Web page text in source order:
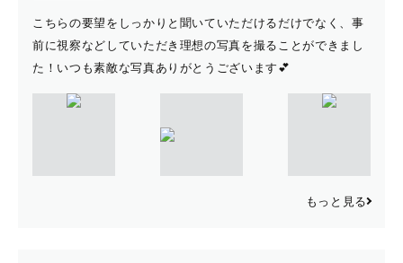
こちらの要望をしっかりと聞いていただけるだけでなく、事
前に視察などしていただき理想の写真を撮ることができまし
た！いつも素敵な写真ありがとうございます💕
もっと見る